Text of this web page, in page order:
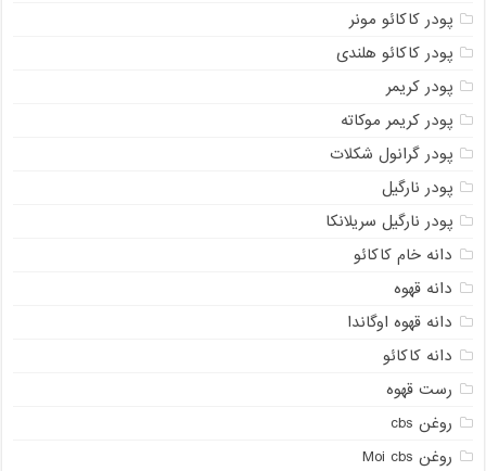
پودر کاکائو مونر
پودر کاکائو هلندی
پودر کریمر
پودر کریمر موکاته
پودر گرانول شکلات
پودر نارگیل
پودر نارگیل سریلانکا
دانه خام کاکائو
دانه قهوه
دانه قهوه اوگاندا
دانه کاکائو
رست قهوه
روغن cbs
روغن Moi cbs